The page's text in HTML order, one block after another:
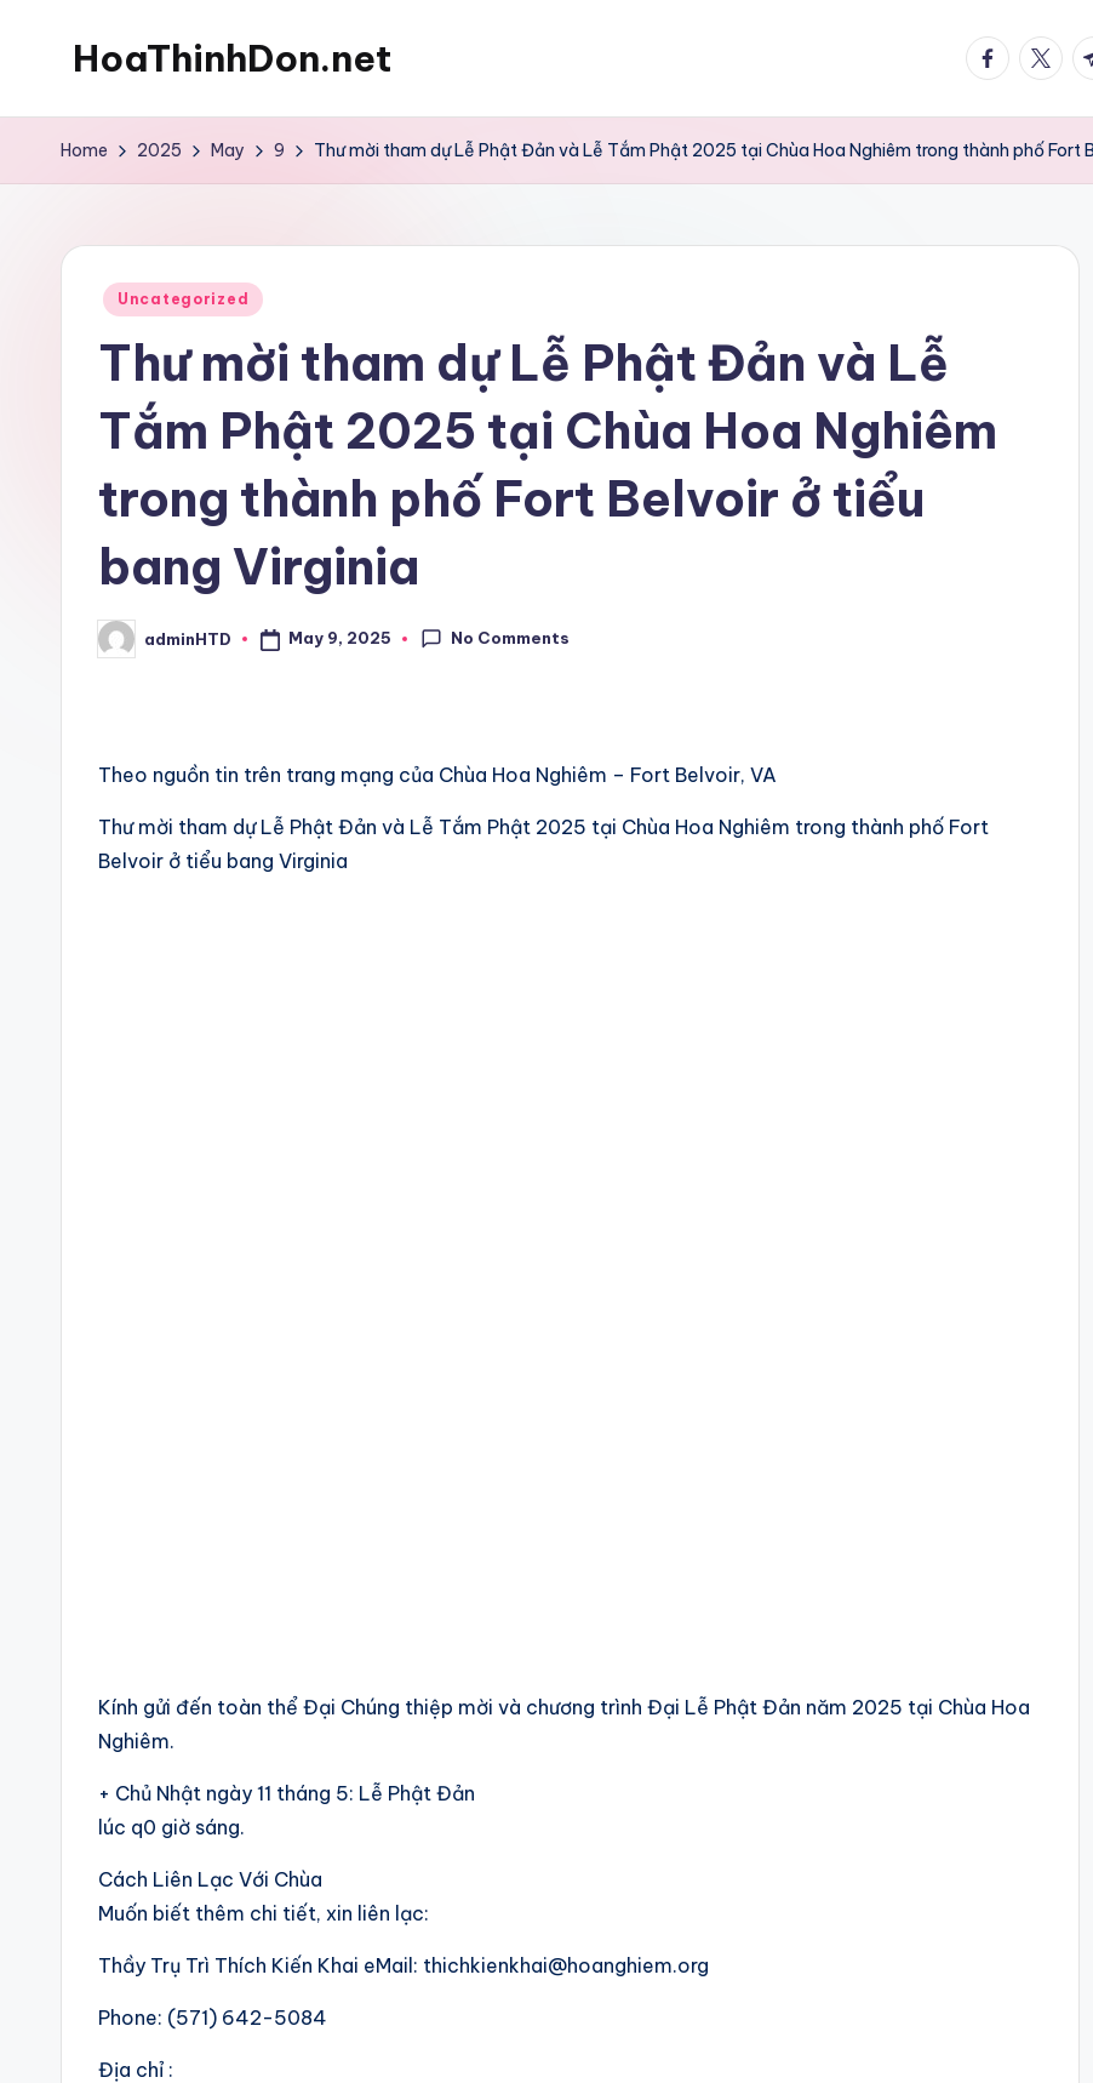
HoaThinhDon.net
Events
D.C.
Metropolitan
Home 2025 May 9 Thư mời tham dự Lễ Phật Đản và Lễ Tắm Phật 2025 tại Chùa Hoa Nghiêm trong thành phố Fort
Posted
Uncategorized
Thư mời tham dự Lễ Phật Đản và Lễ
Tắm Phật 2025 tại Chùa Hoa Nghiêm
trong thành phố Fort Belvoir ở tiểu
bang Virginia
Posted
by
adminHTD May 9, 2025 No Comments
Theo nguồn tin trên trang mạng của Chùa Hoa Nghiêm – Fort Belvoir, VA
Thư mời tham dự Lễ Phật Đản và Lễ Tắm Phật 2025 tại Chùa Hoa Nghiêm trong thành phố Fort
Belvoir ở tiểu bang Virginia
Kính gửi đến toàn thể Đại Chúng thiệp mời và chương trình Đại Lễ Phật Đản năm 2025 tại Chùa Hoa
Nghiêm.
+ Chủ Nhật ngày 11 tháng 5: Lễ Phật Đản
lúc q0 giờ sáng.
Cách Liên Lạc Với Chùa
Muốn biết thêm chi tiết, xin liên lạc:
Thầy Trụ Trì Thích Kiến Khai eMail: thichkienkhai@hoanghiem.org
Phone: (571) 642-5084
Địa chỉ :